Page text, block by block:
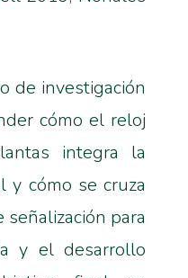
de investigación
cómo el reloj
integra la
y cómo se cruza
para
y el desarrollo